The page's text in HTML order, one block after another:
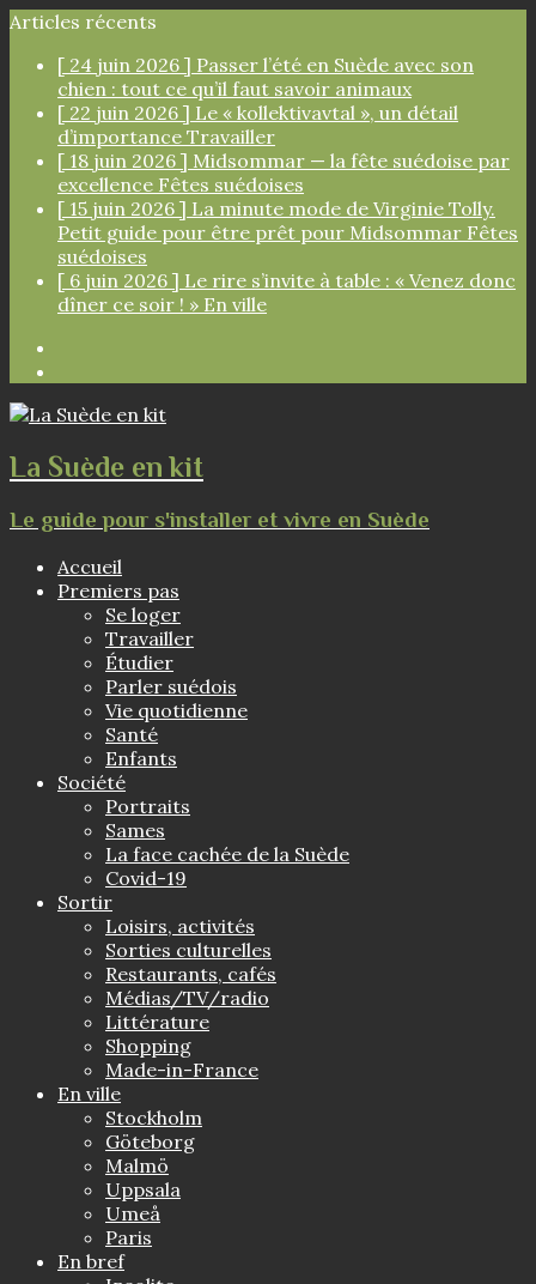
Articles récents
[ 24 juin 2026 ] Passer l’été en Suède avec son
chien : tout ce qu’il faut savoir animaux
[ 22 juin 2026 ] Le « kollektivavtal », un détail
d’importance Travailler
[ 18 juin 2026 ] Midsommar — la fête suédoise par
excellence Fêtes suédoises
[ 15 juin 2026 ] La minute mode de Virginie Tolly.
Petit guide pour être prêt pour Midsommar Fêtes
suédoises
[ 6 juin 2026 ] Le rire s’invite à table : « Venez donc
dîner ce soir ! » En ville
La Suède en kit
Le guide pour s'installer et vivre en Suède
Accueil
Premiers pas
Se loger
Travailler
Étudier
Parler suédois
Vie quotidienne
Santé
Enfants
Société
Portraits
Sames
La face cachée de la Suède
Covid-19
Sortir
Loisirs, activités
Sorties culturelles
Restaurants, cafés
Médias/TV/radio
Littérature
Shopping
Made-in-France
En ville
Stockholm
Göteborg
Malmö
Uppsala
Umeå
Paris
En bref